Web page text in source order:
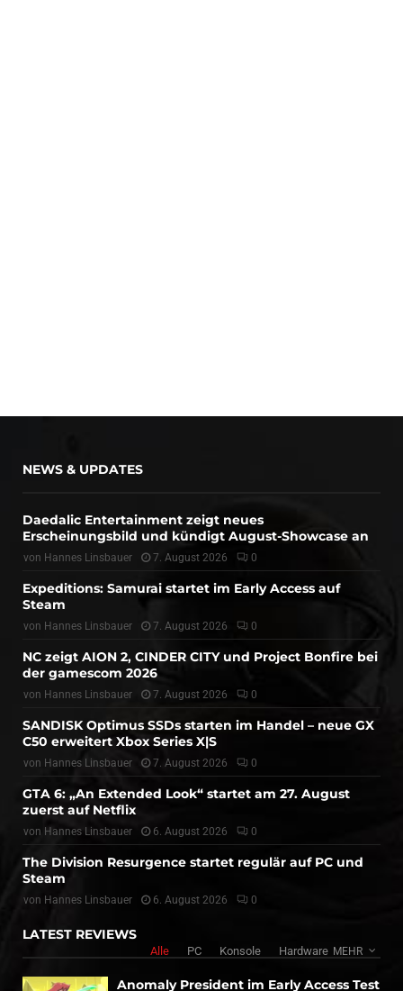
NEWS & UPDATES
Daedalic Entertainment zeigt neues
Erscheinungsbild und kündigt August-Showcase an
von Hannes Linsbauer 7. August 2026 0
Expeditions: Samurai startet im Early Access auf
Steam
von Hannes Linsbauer 7. August 2026 0
NC zeigt AION 2, CINDER CITY und Project Bonfire bei
der gamescom 2026
von Hannes Linsbauer 7. August 2026 0
SANDISK Optimus SSDs starten im Handel – neue GX
C50 erweitert Xbox Series X|S
von Hannes Linsbauer 7. August 2026 0
GTA 6: „An Extended Look“ startet am 27. August
zuerst auf Netflix
von Hannes Linsbauer 6. August 2026 0
The Division Resurgence startet regulär auf PC und
Steam
von Hannes Linsbauer 6. August 2026 0
LATEST REVIEWS
Alle PC Konsole Hardware MEHR
Anomaly President im Early Access Test